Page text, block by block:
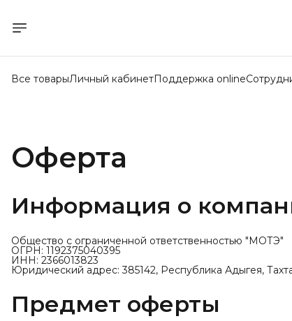
Все товарыЛичный кабинетПоддержка online
Оферта
Информация о
Общество с ограниченной ответственностью "МОТЭ"
ОГРН: 1192375040395
ИНН: 2366013823
Юридический адрес: 385142, Республика Адыгея,
Предмет оферты